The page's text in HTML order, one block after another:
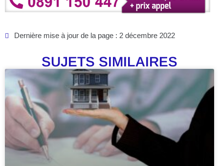
Dernière mise à jour de la page : 2 décembre 2022
SUJETS SIMILAIRES